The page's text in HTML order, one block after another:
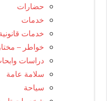
حضارات
خدمات
خدمات
خواطر –
دراسات
سلامة عامة
سياحة